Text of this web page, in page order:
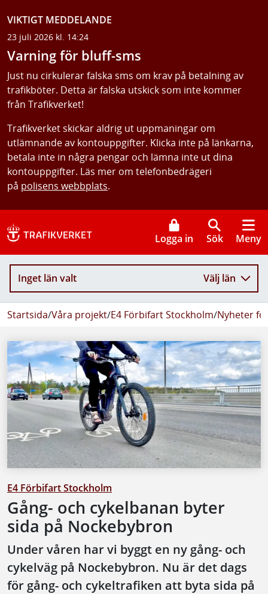
VIKTIGT MEDDELANDE
23 juli 2026 kl. 14:24
Varning för bluff-sms
Just nu cirkulerar falska sms om krav på betalning av
trafikböter. Detta är falska utskick som inte kommer
från Trafikverket!
Trafikverket skickar aldrig ut uppmaningar om
utlämnande av kontouppgifter. Klicka inte på länkarna,
betala inte in några pengar och lämna inte ut dina
kontouppgifter. Läs mer om telefonbedrägeri
på polisens webbplats.
Logga in Sök Meny
Inget län valt Välj län
Startsida/Våra projekt/E4 Förbifart Stockholm/Nyheter
E4 Förbifart Stockholm
Gång- och cykelbanan byter
sida på Nockebybron
Under våren har vi byggt en ny gång- och
cykelväg på Nockebybron. Nu är det dags
för gång- och cykeltrafiken att byta sida på